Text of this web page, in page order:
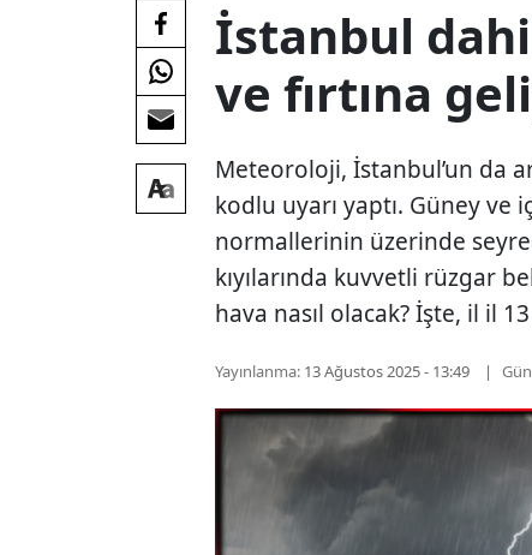
İstanbul
ve fırtına
Meteoroloji, İstanbul’un da
kodlu uyarı yaptı. Güney ve
normallerinin üzerinde
kıyılarında kuvvetli rüzgar
hava nasıl olacak? İşte, il il
Yayınlanma: 13 Ağustos 2025 - 13:49